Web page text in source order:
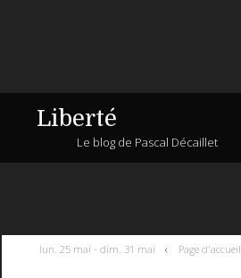
Liberté
Le blog de Pascal Décaillet
lun. 25 mai - dim. 31 mai Page d'accueil